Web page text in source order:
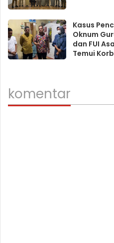
Kasus
Oknum
dan FUI
Temui
komentar